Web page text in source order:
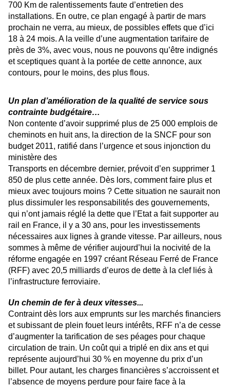
700 Km de ralentissements faute d’entretien des
installations. En outre, ce plan engagé à partir de mars
prochain ne verra, au mieux, de possibles effets que d’ici
18 à 24 mois. A la veille d’une augmentation tarifaire de
près de 3%, avec vous, nous ne pouvons qu’être indignés
et sceptiques quant à la portée de cette annonce, aux
contours, pour le moins, des plus flous.
Un plan d’amélioration de la qualité de service sous
contrainte budgétaire…
Non contente d’avoir supprimé plus de 25 000 emplois de
cheminots en huit ans, la direction de la SNCF pour son
budget 2011, ratifié dans l’urgence et sous injonction du
ministère des
Transports en décembre dernier, prévoit d’en supprimer 1
850 de plus cette année. Dès lors, comment faire plus et
mieux avec toujours moins ? Cette situation ne saurait non
plus dissimuler les responsabilités des gouvernements,
qui n’ont jamais réglé la dette que l’Etat a fait supporter au
rail en France, il y a 30 ans, pour les investissements
nécessaires aux lignes à grande vitesse. Par ailleurs, nous
sommes à même de vérifier aujourd’hui la nocivité de la
réforme engagée en 1997 créant Réseau Ferré de France
(RFF) avec 20,5 milliards d’euros de dette à la clef liés à
l’infrastructure ferroviaire.
Un chemin de fer à deux vitesses...
Contraint dès lors aux emprunts sur les marchés financiers
et subissant de plein fouet leurs intérêts, RFF n’a de cesse
d’augmenter la tarification de ses péages pour chaque
circulation de train. Un coût qui a triplé en dix ans et qui
représente aujourd’hui 30 % en moyenne du prix d’un
billet. Pour autant, les charges financières s’accroissent et
l’absence de moyens perdure pour faire face à la